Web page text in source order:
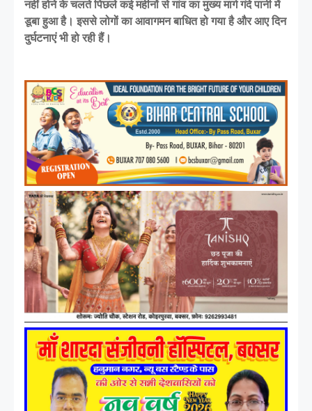
नहीं होने के चलते पिछले कई महीनों से गांव का मुख्य मार्ग गंदे पानी में
डूबा हुआ है। इससे लोगों का आवागमन बाधित हो गया है और आए दिन
दुर्घटनाएं भी हो रही हैं।